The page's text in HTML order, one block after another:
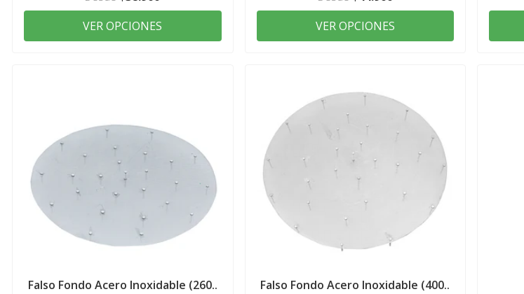
VER OPCIONES
VER OPCIONES
Falso Fondo Acero Inoxidable (260.. Falso Fondo Acero Inoxidable (400..